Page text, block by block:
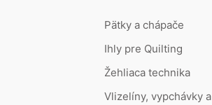
Pätky a chápače
Ihly pre Quilting
Žehliaca technika
Vlizelíny, vypchávky a